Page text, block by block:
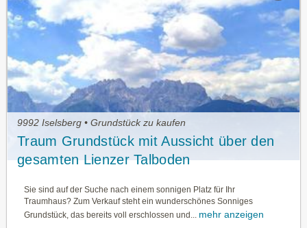
9992 Iselsberg • Grundstück zu kaufen
Traum Grundstück mit Aussicht über den
gesamten Lienzer Talboden
Sie sind auf der Suche nach einem sonnigen Platz für Ihr
Traumhaus? Zum Verkauf steht ein wunderschönes Sonniges
Grundstück, das bereits voll erschlossen und... mehr anzeigen